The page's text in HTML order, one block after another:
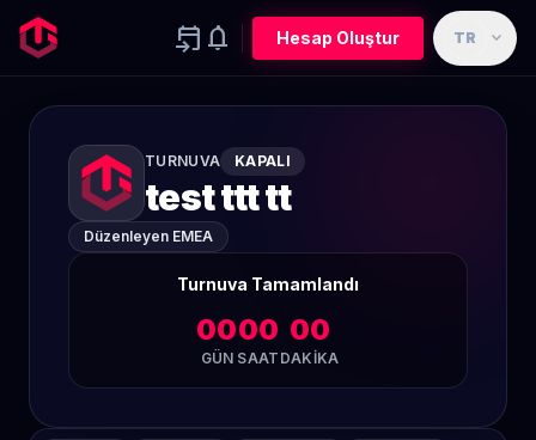
event_upcoming notifications Hesap Oluştur TR expand_more
TURNUVA KAPALI
test ttt tt
Düzenleyen EMEA
Turnuva Tamamlandı
00
GÜN
00
SAAT
00
DAKIKA